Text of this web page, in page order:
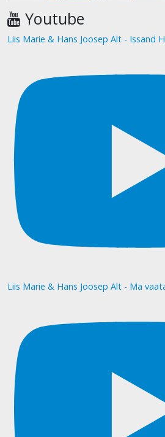
Youtube
Liis Marie & Hans Joosep Alt - Issand
Liis Marie & Hans Joosep Alt - Ma